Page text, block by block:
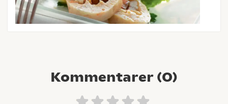
Kommentarer (0)